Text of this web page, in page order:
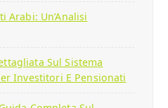
Arabi: Un’Analisi
Sul Sistema
Investitori E Pensionati